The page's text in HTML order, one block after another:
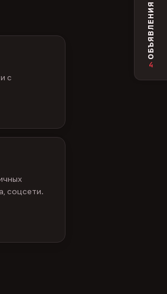
с
соцсети.
ОБЪЯВЛЕНИЯ
4